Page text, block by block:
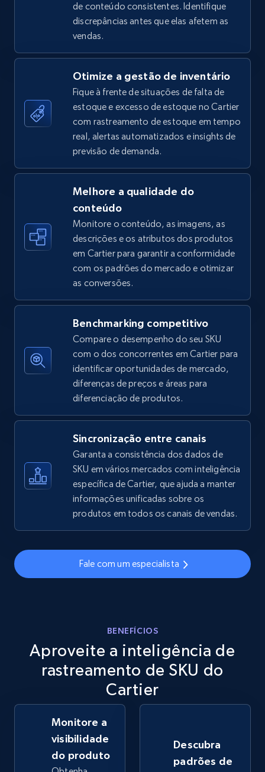
TikTok Shop - Collect TikTok shop products
price, Final price, Discount percent, and more.
668+ Comece agora
TikTok Shop - discover records by shop url
price, Final price, Discount percent, and more.
5.4K+ 668+ Comece agora
Amazon sellers info
Seller id, URL, Seller name, Description, Detailed
info, Stars, Feedbacks, Return policy, and more.
2.5K+ 378+ Comece agora
Seller reviews, Breadcrumbs, Root category, and
2.5K+ 359+ Comece agora
URL, Product id, Title, Seller name, Seller rating,
359+ Comece agora
eBay - Collect products from shops on eBay
URL, Product id, Title, Seller name, Seller rating,
Seller reviews, Breadcrumbs, Root category, and
more.
2.5K+ Comece agora
de conteúdo consistentes. Identifique
discrepâncias antes que elas afetem as
vendas.
Otimize a gestão de inventário
Fique à frente de situações de falta de
estoque e excesso de estoque no Cartier
com rastreamento de estoque em tempo
real, alertas automatizados e insights de
previsão de demanda.
Melhore a qualidade do
conteúdo
Monitore o conteúdo, as imagens, as
descrições e os atributos dos produtos
em Cartier para garantir a conformidade
com os padrões do mercado e otimizar
as conversões.
Benchmarking competitivo
Compare o desempenho do seu SKU
com o dos concorrentes em Cartier para
identificar oportunidades de mercado,
diferenças de preços e áreas para
diferenciação de produtos.
Sincronização entre canais
Garanta a consistência dos dados de
SKU em vários mercados com inteligência
específica de Cartier, que ajuda a manter
informações unificadas sobre os
produtos em todos os canais de vendas.
Fale com um especialista
BENEFÍCIOS
Aproveite a inteligência de
rastreamento de SKU do
Cartier
Monitore a
visibilidade
do produto
Descubra
padrões de